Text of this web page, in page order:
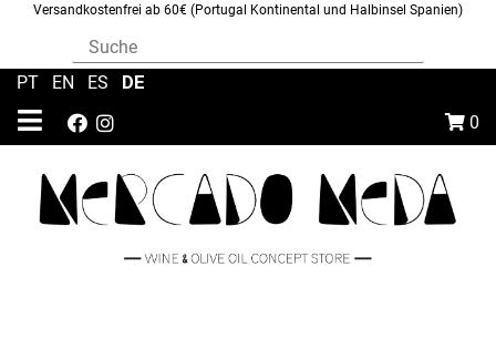
Versandkostenfrei ab 60€ (Portugal Kontinental und Halbinsel Spanien)
0
PT EN ES DE